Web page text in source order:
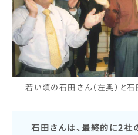
若い頃の石田さん（左奥）と
石田さんは、最終的に2社